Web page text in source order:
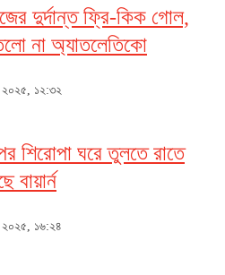
দুর্দান্ত ফ্রি-কিক গোল,
না অ্যাতলেতিকো
২০২৫, ১২:৩২
শিরোপা ঘরে তুলতে রাতে
বায়ার্ন
২০২৫, ১৬:২৪